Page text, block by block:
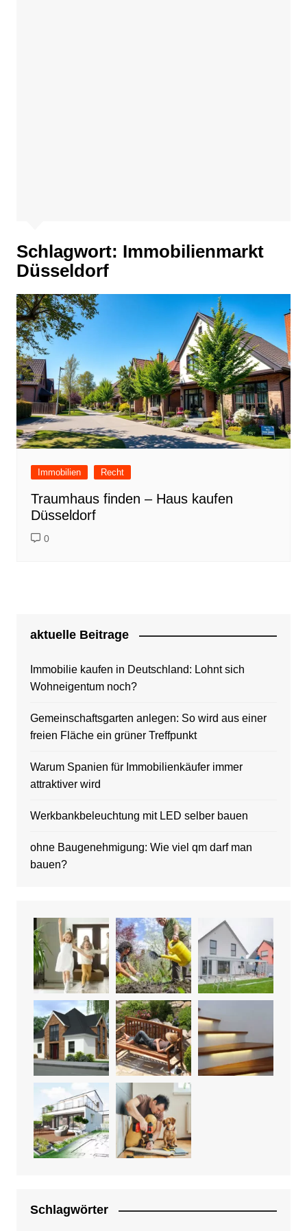
Schlagwort: Immobilienmarkt
Düsseldorf
Immobilien Recht
Traumhaus finden – Haus kaufen
Düsseldorf
0
aktuelle Beitrage
Immobilie kaufen in Deutschland: Lohnt sich
Wohneigentum noch?
Gemeinschaftsgarten anlegen: So wird aus einer
freien Fläche ein grüner Treffpunkt
Warum Spanien für Immobilienkäufer immer
attraktiver wird
Werkbankbeleuchtung mit LED selber bauen
ohne Baugenehmigung: Wie viel qm darf man
bauen?
Schlagwörter